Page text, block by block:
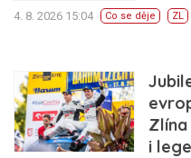
4. 8. 2026 15:04 Co se děje ZL
i